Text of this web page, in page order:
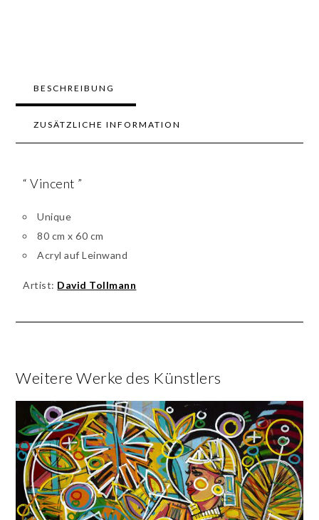
BESCHREIBUNG
ZUSÄTZLICHE INFORMATION
“ Vincent ”
Unique
80 cm x 60 cm
Acryl auf Leinwand
Artist: David Tollmann
Weitere Werke des Künstlers